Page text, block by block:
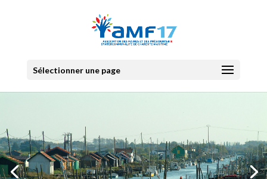
Sélectionner une page